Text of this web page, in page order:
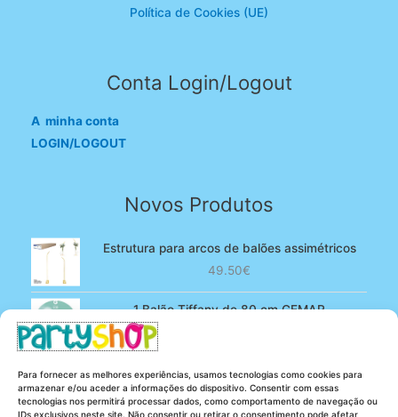
Para fornecer as melhores experiências, usamos tecnologias como cookies para
armazenar e/ou aceder a informações do dispositivo. Consentir com essas
tecnologias nos permitirá processar dados, como comportamento de navegação ou
IDs exclusivos neste site. Não consentir ou retirar o consentimento pode afetar
Política de Cookies (UE)
Conta Login/Logout
A minha conta
LOGIN/LOGOUT
Novos Produtos
Estrutura para arcos de balões assimétricos
49.50€
1 Balão Tiffany de 80 cm GEMAR
era:
4.90€.
é:
3.80€.
100 Balões Rosa bebé de 13 cm GEMAR -
Powder pink
5.25€ O
4.20€O